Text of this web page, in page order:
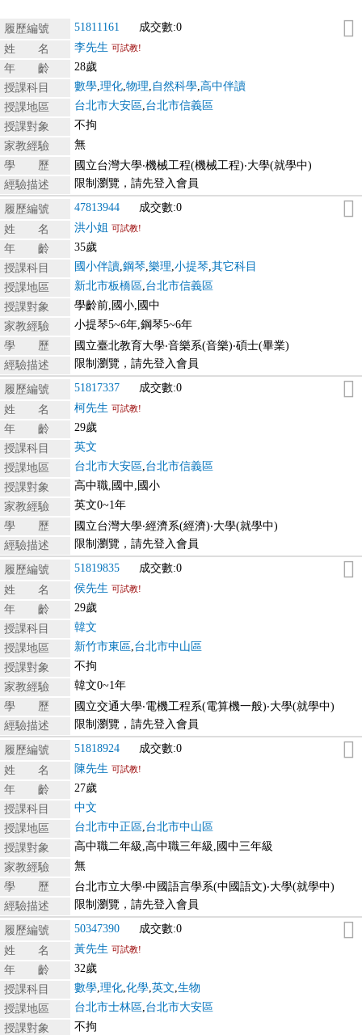
履歷編號 51811161
成交數:0
姓 名
李先生 可試教!
年 齡
28歲
授課科目
數學 理化 物理 自然科學 高中伴讀
授課地區
台北市大安區 台北市信義區
授課對象
不拘
家教經驗
無
學 歷
國立台灣大學‧機械工程(機械工程)‧大學(就學中)
經驗描述
限制瀏覽，請先登入會員
履歷編號 47813944
成交數:0
姓 名
洪小姐 可試教!
年 齡
35歲
授課科目
國小伴讀 鋼琴 樂理 小提琴 其它科目
授課地區
新北市板橋區 台北市信義區
授課對象
學齡前,國小,國中
家教經驗
小提琴5~6年,鋼琴5~6年
學 歷
國立臺北教育大學‧音樂系(音樂)‧碩士(畢業)
經驗描述
限制瀏覽，請先登入會員
履歷編號 51817337
成交數:0
姓 名
柯先生 可試教!
年 齡
29歲
授課科目
英文
授課地區
台北市大安區 台北市信義區
授課對象
高中職,國中,國小
家教經驗
英文0~1年
學 歷
國立台灣大學‧經濟系(經濟)‧大學(就學中)
經驗描述
限制瀏覽，請先登入會員
履歷編號 51819835
成交數:0
姓 名
侯先生 可試教!
年 齡
29歲
授課科目
韓文
授課地區
新竹市東區 台北市中山區
授課對象
不拘
家教經驗
韓文0~1年
學 歷
國立交通大學‧電機工程系(電算機一般)‧大學(就學中)
經驗描述
限制瀏覽，請先登入會員
履歷編號 51818924
成交數:0
姓 名
陳先生 可試教!
年 齡
27歲
授課科目
中文
授課地區
台北市中正區 台北市中山區
授課對象
高中職二年級,高中職三年級,國中三年級
家教經驗
無
學 歷
台北市立大學‧中國語言學系(中國語文)‧大學(就學中)
經驗描述
限制瀏覽，請先登入會員
履歷編號 50347390
成交數:0
姓 名
黃先生 可試教!
年 齡
32歲
授課科目
數學 理化 化學 英文 生物
授課地區
台北市士林區 台北市大安區
授課對象
不拘